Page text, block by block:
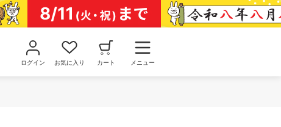
ログイン お気に入り カート メニュー